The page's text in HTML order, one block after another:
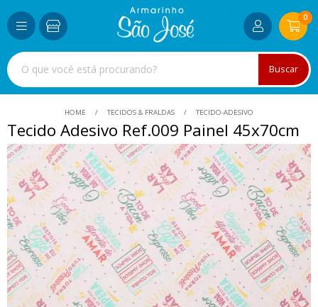
Buscar
0
HOME TECIDOS & FRALDAS TECIDO-ADESIVO
Tecido Adesivo Ref.009 Painel 45x70cm